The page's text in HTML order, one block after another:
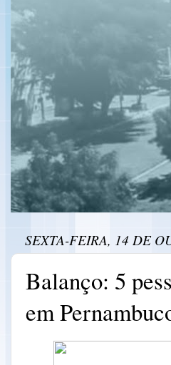
SEXTA-FEIRA, 14 DE
Balanço: 5
em